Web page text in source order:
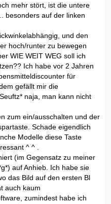
mehr stört, ist die untere
besonders auf der linken
und den
hoch/runter zu bewegen
WIE WEIT WEG soll ich
Ich habe vor 2 Jahren
für
gefällt mir die
naja, man kann nicht
zum ein/ausschalten und der
Schade eigendlich
Modelle diese Taste
^ ^ .
(im Gegensatz zu meiner
auf Anhieb. Ich habe sie
das Bild auf den ersten Bl
auch kaum
zumindest habe ich